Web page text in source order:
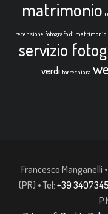
matrimonio
recensione fotografo di matrimonio
servizio
verdi torrechiara
Francesco Manganelli
(PR) • Tel: +39